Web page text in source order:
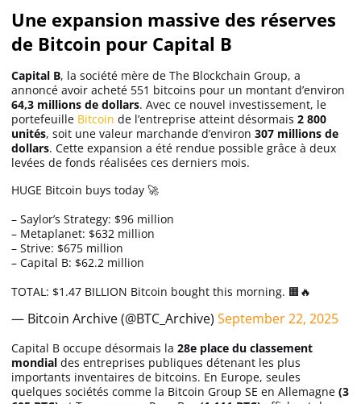
Solana (SOL)
Ripple (XRP)
Dogecoin (DOGE)
Binance Coin (BNB)
Trading
C’est quoi ?
Meilleur Broker
Apprendre
Indicateurs techniques
Une expansion massive des réserves
de Bitcoin pour Capital B
Capital B, la société mère de The Blockchain Group, a
annoncé avoir acheté 551 bitcoins pour un montant d’environ
64,3 millions de dollars. Avec ce nouvel investissement, le
portefeuille Bitcoin de l’entreprise atteint désormais 2 800
unités, soit une valeur marchande d’environ 307 millions de
dollars. Cette expansion a été rendue possible grâce à deux
levées de fonds réalisées ces derniers mois.
HUGE Bitcoin buys today 🚀
– Saylor’s Strategy: $96 million
– Metaplanet: $632 million
– Strive: $675 million
– Capital B: $62.2 million
TOTAL: $1.47 BILLION Bitcoin bought this morning. 🟧🔥
— Bitcoin Archive (@BTC_Archive) September 22, 2025
Capital B occupe désormais la 28e place du classement
mondial des entreprises publiques détenant les plus
importants inventaires de bitcoins. En Europe, seules
quelques sociétés comme la Bitcoin Group SE en Allemagne (3